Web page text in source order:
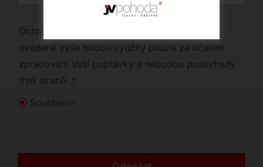
Ochrana osobních údajů | Vaše osobní údaje
uvedené výše budou využity pouze za účelem
zpracování Vaší poptávky a nebudou poskytnuty
třetí straně. *
Souhlasím